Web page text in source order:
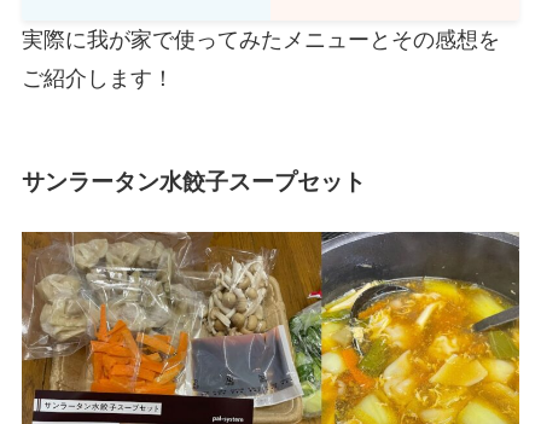
実際に我が家で使ってみたメニューとその感想を
ご紹介します！
サンラータン水餃子スープセット